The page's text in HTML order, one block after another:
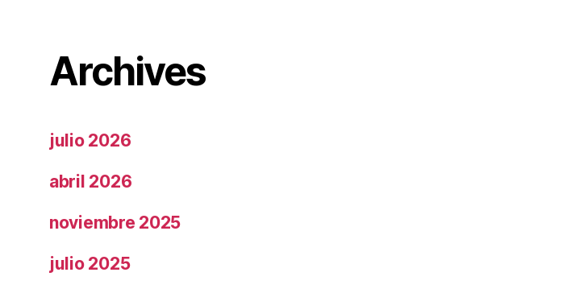
Archives
julio 2026
abril 2026
noviembre 2025
julio 2025